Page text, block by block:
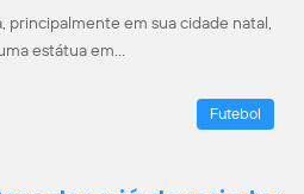
principalmente em sua cidade natal,
estátua em…
Futebol